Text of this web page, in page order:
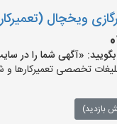
ویخچال
«آگهی شما را در سایت نت تعمیر
تخصصی تعمیرکارها و
بازدید)